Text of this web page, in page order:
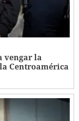
vengar la
Centroamérica